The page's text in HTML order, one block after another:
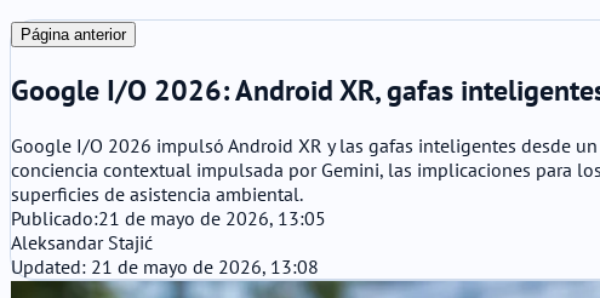
Página anterior
Google I/O 2026: Android XR, gafas
Google I/O 2026 impulsó Android XR y las gafas inteligentes desde
conciencia contextual impulsada por Gemini, las implicaciones para
superficies de asistencia ambiental.
Publicado:21 de mayo de 2026, 13:05
Aleksandar Stajić
Updated: 21 de mayo de 2026, 13:08